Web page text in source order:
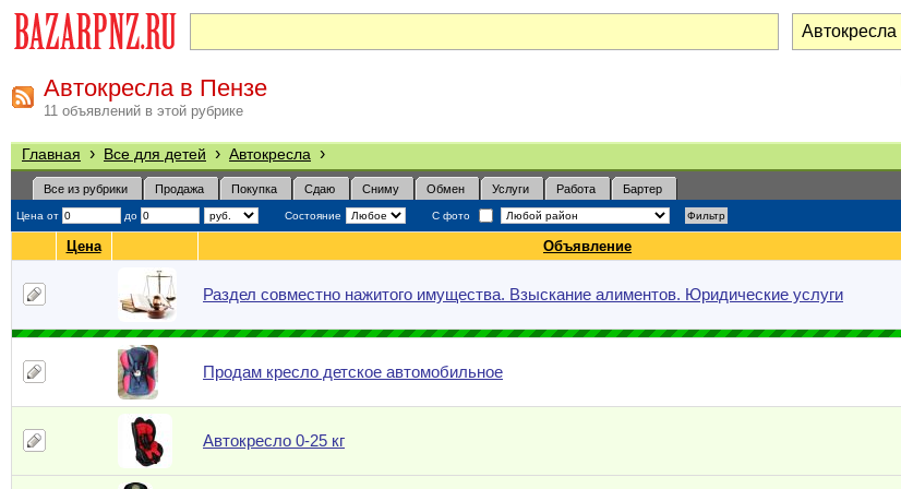
Автокресла в Пензе
11 объявлений в этой рубрике
Главная › Все для детей › Автокресла ›
Все из рубрики Продажа Покупка Сдаю Сниму Обмен Услуги Работа Бартер
Цена от до Состояние С фото
Цена Объявление
Раздел совместно нажитого имущества. Взыскание алиментов. Юридические услуги
Продам кресло детское автомобильное
Автокресло 0-25 кг